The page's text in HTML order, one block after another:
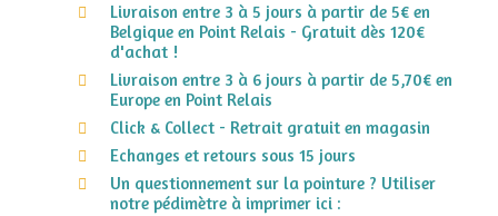
Livraison entre 3 à 5 jours à partir de 5€ en
Belgique en Point Relais - Gratuit dès 120€
d'achat !
Livraison entre 3 à 6 jours à partir de 5,70€ en
Europe en Point Relais
Click & Collect - Retrait gratuit en magasin
Echanges et retours sous 15 jours
Un questionnement sur la pointure ? Utiliser
notre pédimètre à imprimer ici :